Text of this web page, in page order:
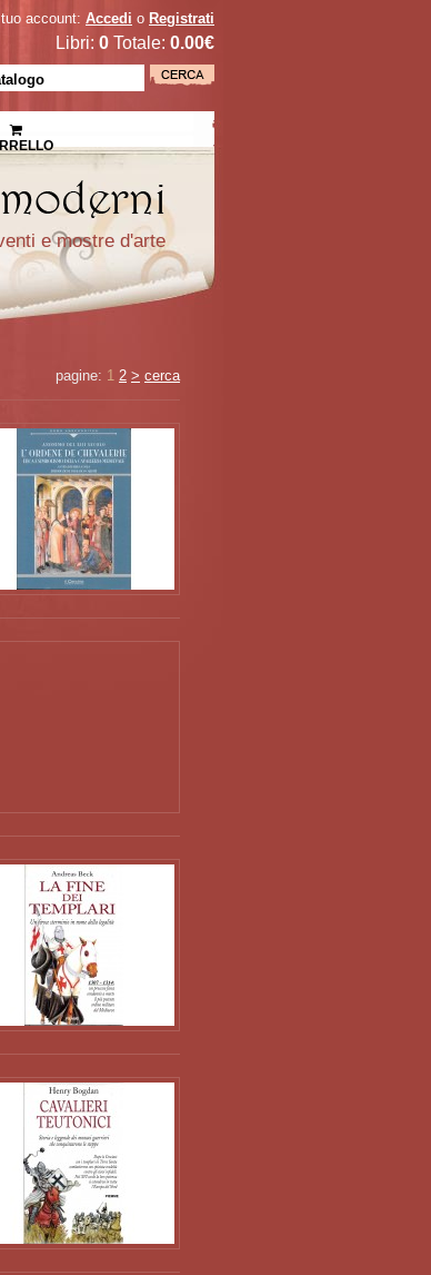
tuo account: Accedi o Registrati
Libri: 0 Totale: 0.00€
e mostre d'arte
pagine: 1 2 > cerca